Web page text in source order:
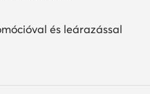
és leárazással